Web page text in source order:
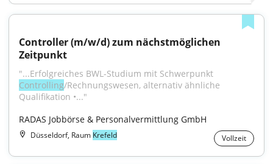
Controller (m/w/d) zum nächstmöglichen
Zeitpunkt
Controlling/Rechnungswesen, alternativ ähnliche
Qualifikation •..."
RADAS Jobbörse & Personalvermittlung GmbH
Düsseldorf, Raum Krefeld Vollzeit